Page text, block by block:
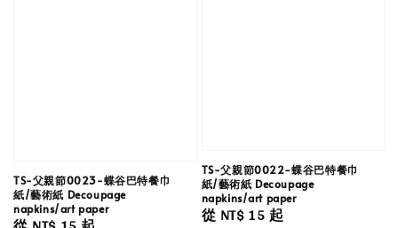
TS-父親節0023-蝶谷巴特餐巾
紙/藝術紙 Decoupage
napkins/art paper
TS-父親節0022-蝶谷巴特餐巾
紙/藝術紙 Decoupage
napkins/art paper
Regular
從 NT$ 15起